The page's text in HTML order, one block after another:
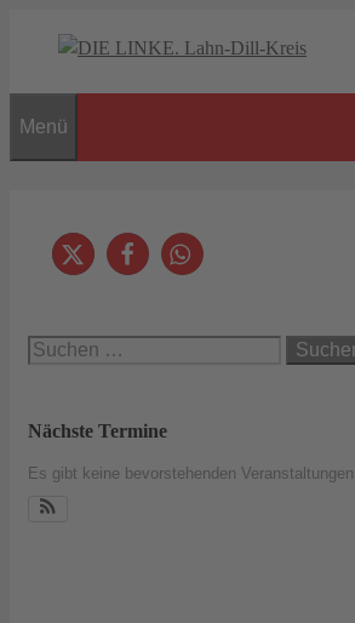
Menü
Suchen
Nächste Termine
Es gibt keine bevorstehenden Veranstaltungen.